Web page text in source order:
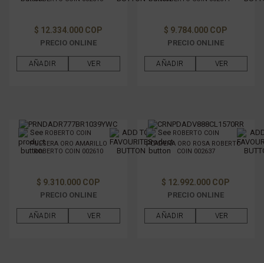
$ 12.334.000 COP
PRECIO ONLINE
AÑADIR VER
$ 9.784.000 COP
PRECIO ONLINE
AÑADIR VER
ROBERTO COIN
PULSERA ORO AMARILLO
ROBERTO COIN 002610
$ 9.310.000 COP
PRECIO ONLINE
AÑADIR VER
ROBERTO COIN
CADENA ORO ROSA ROBERTO
COIN 002637
$ 12.992.000 COP
PRECIO ONLINE
AÑADIR VER